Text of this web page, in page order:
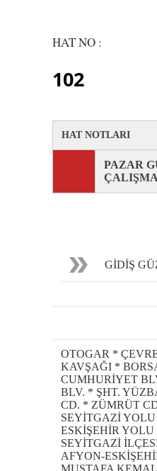
HAT NO :
102
HAT NOTLARI
PAZAR
GİDİŞ
OTOGAR *
KAVŞAĞI *
CUMHURİYET
BLV. * ŞHT.
CD. * ZÜMRÜT
SEYİTGAZİ
ESKİŞEHİR
SEYİTGAZİ
AFYON-
MUSTAFA